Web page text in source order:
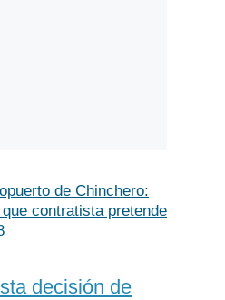
de Chinchero:
contratista pretende
decisión de